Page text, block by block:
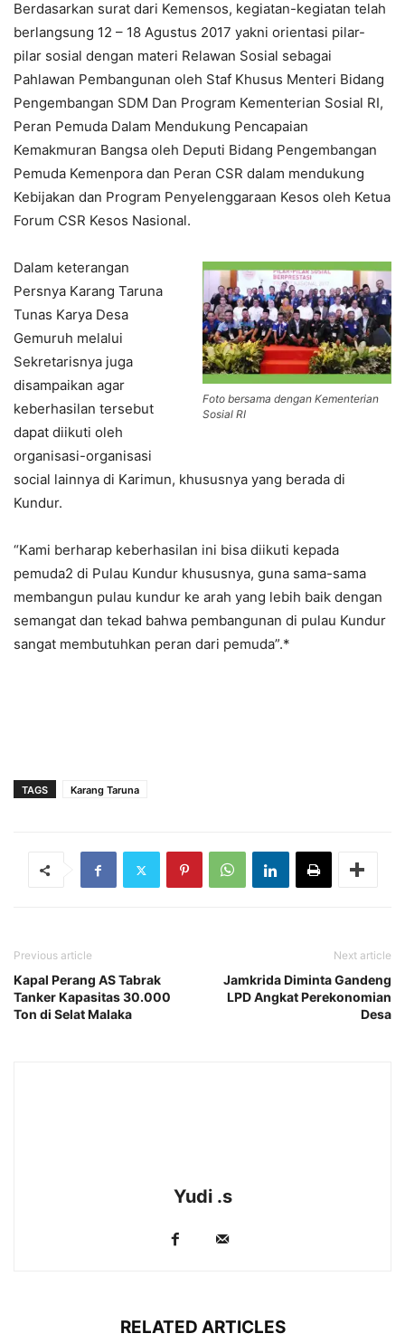
Berdasarkan surat dari Kemensos, kegiatan-kegiatan telah
berlangsung 12 – 18 Agustus 2017 yakni orientasi pilar-
pilar sosial dengan materi Relawan Sosial sebagai
Pahlawan Pembangunan oleh Staf Khusus Menteri Bidang
Pengembangan SDM Dan Program Kementerian Sosial RI,
Peran Pemuda Dalam Mendukung Pencapaian
Kemakmuran Bangsa oleh Deputi Bidang Pengembangan
Pemuda Kemenpora dan Peran CSR dalam mendukung
Kebijakan dan Program Penyelenggaraan Kesos oleh Ketua
Forum CSR Kesos Nasional.
Foto bersama dengan Kementerian
Sosial RI
Dalam keterangan
Persnya Karang Taruna
Tunas Karya Desa
Gemuruh melalui
Sekretarisnya juga
disampaikan agar
keberhasilan tersebut
dapat diikuti oleh
organisasi-organisasi
social lainnya di Karimun, khususnya yang berada di
Kundur.
“Kami berharap keberhasilan ini bisa diikuti kepada
pemuda2 di Pulau Kundur khususnya, guna sama-sama
membangun pulau kundur ke arah yang lebih baik dengan
semangat dan tekad bahwa pembangunan di pulau Kundur
sangat membutuhkan peran dari pemuda”.*
TAGS Karang Taruna
Previous article
Kapal Perang AS Tabrak
Tanker Kapasitas 30.000
Ton di Selat Malaka
Next article
Jamkrida Diminta Gandeng
LPD Angkat Perekonomian
Desa
Yudi .s
RELATED ARTICLES